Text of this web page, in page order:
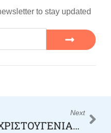
to stay updated
Next
ΧΡΙΣΤΟΥΓΕΝΙΑΤΙΚΟ BAZAAR